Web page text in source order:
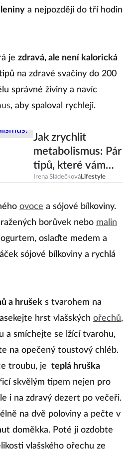
a nejpozději do tří hodin
je zdravá, ale není kalorická
na zdravé svačiny do 200
správné živiny a navíc
, aby spaloval rychleji.
Jak zrychlit
metabolismus: Pár
tipů, které vám
pomohou
Irena SládečkováLifestyle
ovoce a sójové bílkoviny.
borůvek nebo malin
oslaďte medem a
sójové bílkoviny a rychlá
a hrušek s tvarohem na
hrst vlašských ořechů,
a smíchejte se lžící tvarohu,
na opečený toustový chléb.
troubu, je teplá hruška
skvělým tipem nejen pro
i na zdravý dezert po večeři.
na dvě poloviny a pečte v
doměkka. Poté ji ozdobte
vlašského ořechu ze